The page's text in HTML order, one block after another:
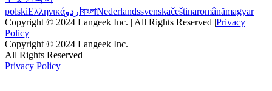
polskiΕλληνικάاردو বাংলাNederlandssvenskačeštinaromânămagyar
Copyright © 2024 Langeek Inc. | All Rights Reserved |Privacy
Policy
Copyright © 2024 Langeek Inc.
All Rights Reserved
Privacy Policy